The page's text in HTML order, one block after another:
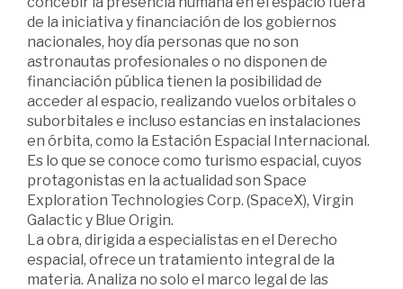
de la iniciativa y financiación de los gobiernos
nacionales, hoy día personas que no son
astronautas profesionales o no disponen de
financiación pública tienen la posibilidad de
acceder al espacio, realizando vuelos orbitales o
suborbitales e incluso estancias en instalaciones
en órbita, como la Estación Espacial Internacional.
Es lo que se conoce como turismo espacial, cuyos
protagonistas en la actualidad son Space
Exploration Technologies Corp. (SpaceX), Virgin
Galactic y Blue Origin.
La obra, dirigida a especialistas en el Derecho
espacial, ofrece un tratamiento integral de la
materia. Analiza no solo el marco legal de las